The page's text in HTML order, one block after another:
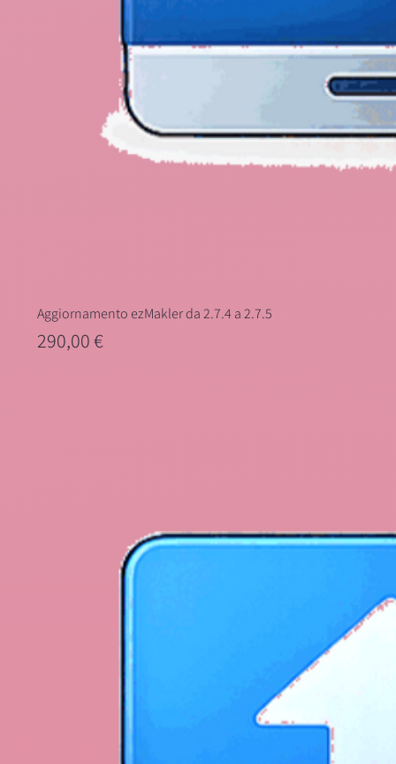
Aggiornamento ezMakler da 2.7.4 a 2.7.5
Prezzo
290,00 €